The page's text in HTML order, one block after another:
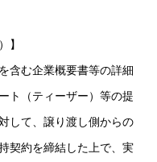
】
含む企業概要書等の詳細
ト（ティーザー）等の提
して、譲り渡し側からの
契約を締結した上で、実